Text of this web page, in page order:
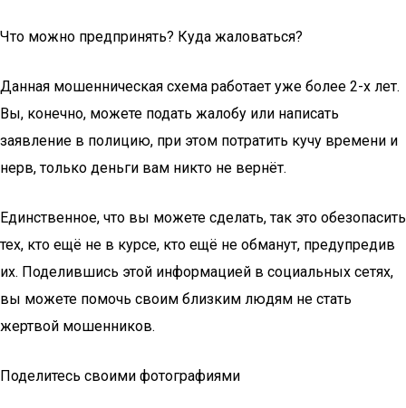
Что можно предпринять? Куда жаловаться?
Данная мошенническая схема работает уже более 2-х лет.
Вы, конечно, можете подать жалобу или написать
заявление в полицию, при этом потратить кучу времени и
нерв, только деньги вам никто не вернёт.
Единственное, что вы можете сделать, так это обезопасить
тех, кто ещё не в курсе, кто ещё не обманут, предупредив
их. Поделившись этой информацией в социальных сетях,
вы можете помочь своим близким людям не стать
жертвой мошенников.
Поделитесь своими фотографиями